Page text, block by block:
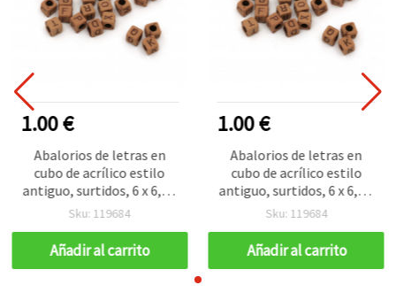
1.00 €
Abalorios de letras en
cubo de acrílico estilo
antiguo, surtidos, 6 x 6,5 x
6,5 mm, agujero: 3 mm, 50
Sku: 119684
Añadir al carrito
1.00 €
Abalorios de letras en
cubo de acrílico estilo
antiguo, surtidos, 6 x 6,5 x
6,5 mm, agujero: 3 mm, 50
Sku: 119684
Añadir al carrito